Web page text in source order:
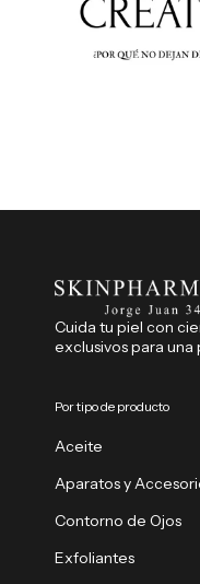
Cuida tu piel con
exclusivos para una
Por tipo de producto
Aceite
Aparatos y
Contorno de Ojos
Exfoliantes